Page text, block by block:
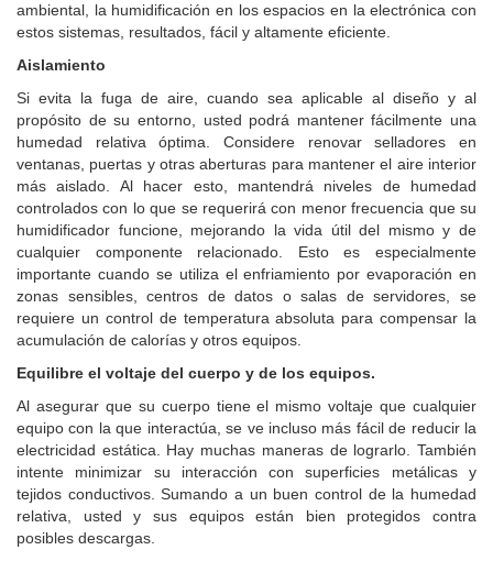
ambiental, la humidificación en los espacios en la electrónica con
estos sistemas, resultados, fácil y altamente eficiente.
Aislamiento
Si evita la fuga de aire, cuando sea aplicable al diseño y al
propósito de su entorno, usted podrá mantener fácilmente una
humedad relativa óptima. Considere renovar selladores en
ventanas, puertas y otras aberturas para mantener el aire interior
más aislado. Al hacer esto, mantendrá niveles de humedad
controlados con lo que se requerirá con menor frecuencia que su
humidificador funcione, mejorando la vida útil del mismo y de
cualquier componente relacionado. Esto es especialmente
importante cuando se utiliza el enfriamiento por evaporación en
zonas sensibles, centros de datos o salas de servidores, se
requiere un control de temperatura absoluta para compensar la
acumulación de calorías y otros equipos.
Equilibre el voltaje del cuerpo y de los equipos.
Al asegurar que su cuerpo tiene el mismo voltaje que cualquier
equipo con la que interactúa, se ve incluso más fácil de reducir la
electricidad estática. Hay muchas maneras de lograrlo.También
intente minimizar su interacción con superficies metálicas y
tejidos conductivos.Sumando a un buen control de la humedad
relativa, usted y sus equipos están bien protegidos contra
posibles descargas.